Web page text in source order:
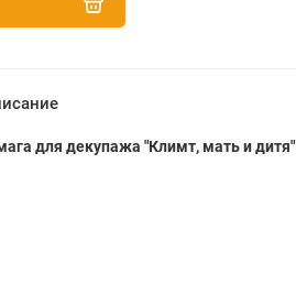
для декупажа "Климт, мать и дитя"